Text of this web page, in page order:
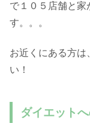
で１０５店舗と家
す。。。
お近くにある方は
い！
ダイエット